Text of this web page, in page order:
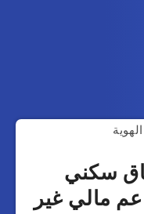
سكني
2023 ودعم مالي غير